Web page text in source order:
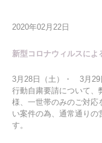
2020年02月22日
新型コロナウィルスによ
3月28日（土）・ 3月29
行動自粛要請について、
様、一世帯のみのご対応
い案件の為、通常通りの
す。